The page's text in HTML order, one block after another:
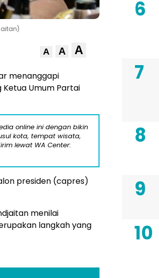
A A A
menanggapi
Umum Partai
online ini dengan bikin
kota, tempat wisata,
lewat WA Center:
presiden (capres)
menilai
langkah yang